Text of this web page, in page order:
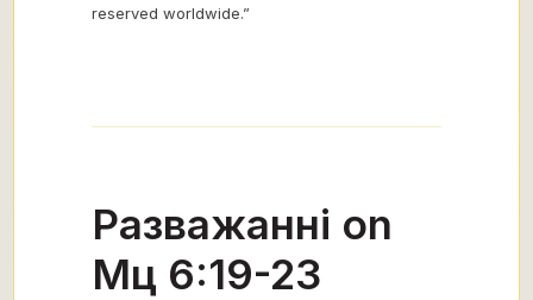
reserved worldwide.”
Разважанні on
Мц 6:19-23